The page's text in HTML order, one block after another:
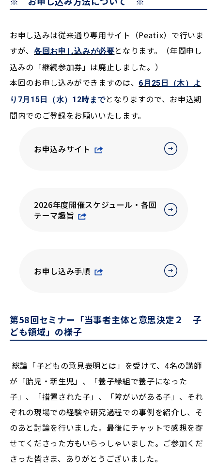
お申し込みは従来通り専用サイト（Peatix）で行いま
すが、
各回お申し込みが必要となります。（年間申し
込みの「継続参加券」は廃止しました。）
本回のお申し込みができますのは、
6月25 日（木）
よ
り7月15日（水）12時までとなりますので、お申込期
間内でのご登録をお願いいたします。
お申込みサイト
2026年度開催スケジュール・各回
テーマ趣旨
お申し込み手順
第58回セミナー「当事者主体と意思決定２ 子
ども領域」の様子
総論「子どもの意見表明とは」を受けて、4名の講師
が「胎児・新生児」、「養子縁組で養子になった
子」、「措置された子」、「障がいがある子」、それ
ぞれの現場での経験や研究過程での事例を紹介し、そ
のあと討論を行いました。最後にチャットで感想を寄
せてくださった方もいらっしゃいました。ご参加くだ
さった皆さま、ありがとうございました。